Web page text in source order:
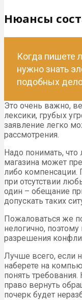
Нюансы
Когда пишете
нужно знать
подобных
Это очень важно,
лексики, грубых
заявление легко
рассмотрения.
Надо понимать, что
магазина может
либо компенсации.
при отсутствии
один – обещание
допускать таких
Пожаловаться же
нелогично,
разрешения
Лучше всего, если
наберете на
понять
право вернуть
почерк будет